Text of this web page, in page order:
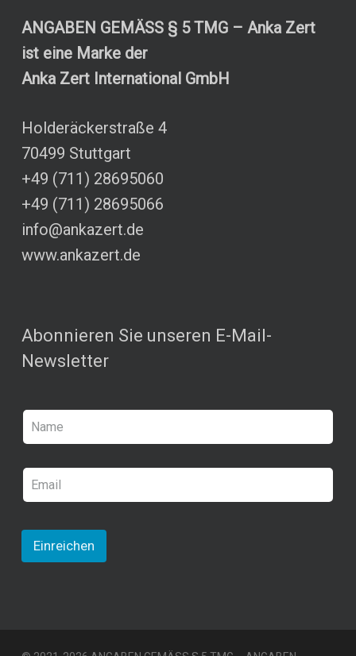
ANGABEN GEMÄSS § 5 TMG – Anka Zert
ist eine Marke der
Anka Zert International GmbH
Holderäckerstraße 4
70499 Stuttgart
+49 (711) 28695060
+49 (711) 28695066
info@ankazert.de
www.ankazert.de
Abonnieren Sie unseren E-Mail-
Newsletter
N
m
E
m
a
l
Einreichen